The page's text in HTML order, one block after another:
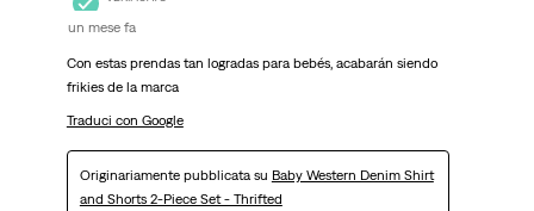
un mese fa
Con estas prendas tan logradas para bebés, acabarán siendo
frikies de la marca
Traduci con Google
Originariamente pubblicata su Baby Western Denim Shirt
and Shorts 2-Piece Set - Thrifted